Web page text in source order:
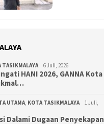
TASIKMALAYA 6 Juli, 2026
HANI 2026, GANNA Kota
UTAMA KOTA TASIKMALAYA
1 Juli,
Dalami Dugaan Penyekapan